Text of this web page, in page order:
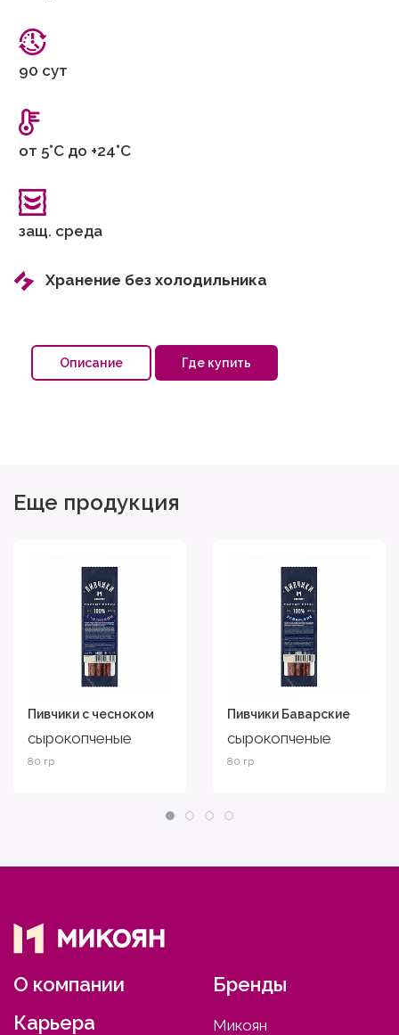
90 сут
от 5°С до +24°С
защ. среда
Хранение без холодильника
Описание Где купить
Еще продукция
Пивчики с чесноком
сырокопченые
80 гр
Пивчики Баварские
сырокопченые
80 гр
О компании
Карьера
Бренды
Микоян